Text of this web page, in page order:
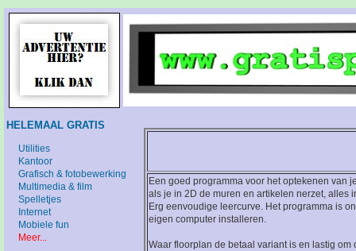
Een goed programma voor het optekenen van
als je in 2D de muren en artikelen nerzet, alles
Erg eenvoudige leercurve. Het programma is
eigen computer installeren.
Waar floorplan de betaal variant is en lastig
HELEMAAL GRATIS
Utilities
Kantoor
Grafisch & fotobewerking
Multimedia & film
Spelletjes
Internet
Mobiele fun
Meer...